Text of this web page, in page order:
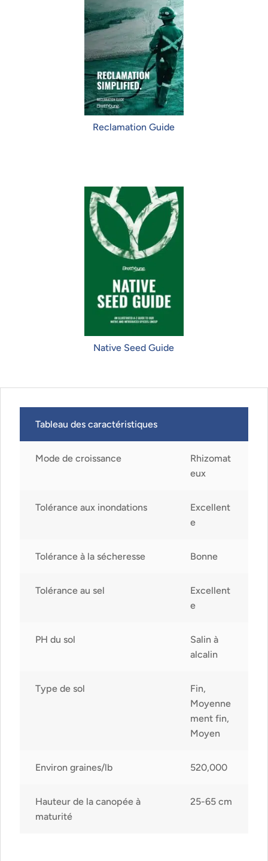
Reclamation Guide
Native Seed Guide
Tableau des caractéristiques
Mode de croissance
Rhizomat
eux
Tolérance aux inondations
Excellent
e
Tolérance à la sécheresse Bonne
Tolérance au sel
Excellent
e
PH du sol
Salin à
alcalin
Type de sol
Fin,
Moyenne
ment fin,
Moyen
Environ graines/lb 520,000
Hauteur de la canopée à
maturité
25-65 cm